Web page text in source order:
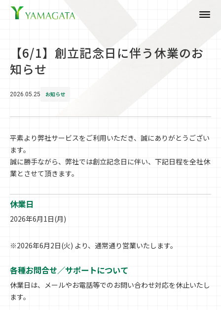
dehaze
【6/1】創立記念日に伴う休業のお
知らせ
2026.05.25 お知らせ
平素より弊社サービスをご利用いただき、誠にありがとうござい
ます。
誠に勝手ながら、弊社では創立記念日に伴い、下記日程を全社休
業とさせて頂きます。
休業日
2026年6月1日(月)
※2026年6月2日(火) より、通常通り営業いたします。
各種お問合せ／サポートについて
休業日は、メールやお電話等でのお問い合わせ対応を休止いたし
ます。